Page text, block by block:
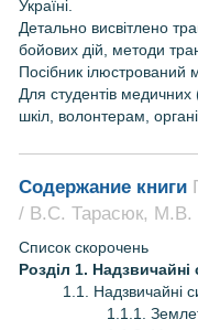
Україні.
Детально висвітлено
бойових дій, методи
Посібник ілюстрований
Для студентів
шкіл, волонтерам,
Содержание книги
/ В.С. Тарасюк, М.В.
Список скорочень
Розділ 1.
1.1. Надзвичайні
1.1.1.